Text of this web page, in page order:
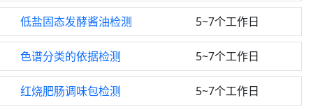
低盐固态发酵酱油检测 5~7个工作日
色谱分类的依据检测 5~7个工作日
红烧肥肠调味包检测 5~7个工作日